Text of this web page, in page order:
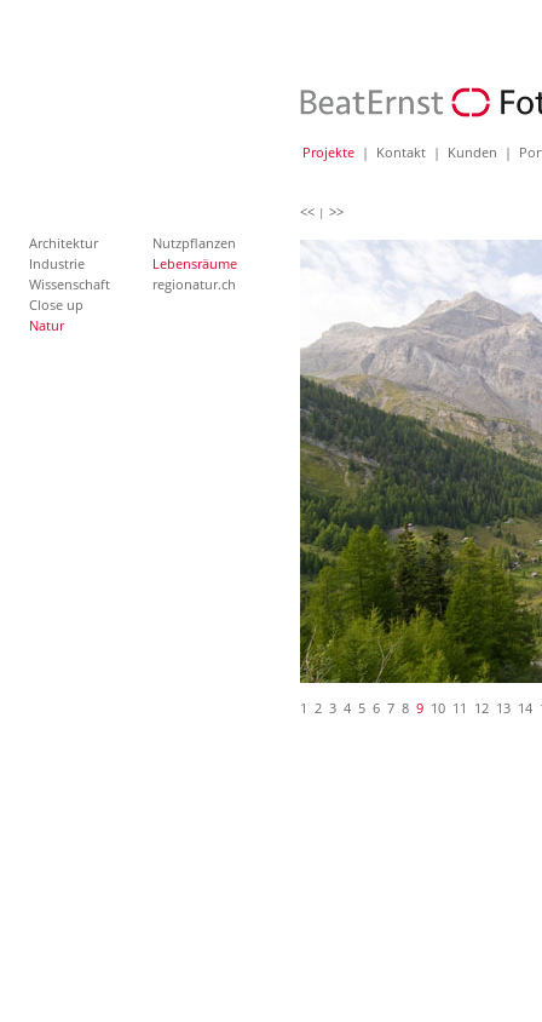
Projekte | Kontakt | Kunden |
Architektur
Industrie
Wissenschaft
Close up
Natur
Nutzpflanzen
Lebensräume
regionatur.ch
<< | >>
1 2 3 4 5 6 7 8 9 10 11 12 13 14